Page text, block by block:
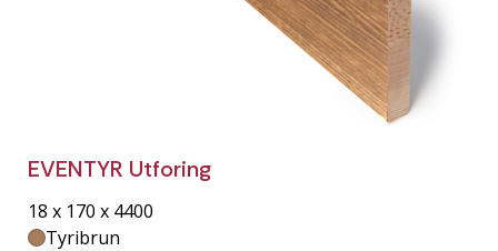
EVENTYR Utforing
18 x 170 x 4400
Tyribrun